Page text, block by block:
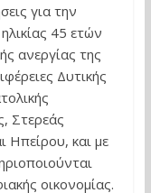
για την
45 ετών
ανεργίας της
Δυτικής
Στερεάς
Ηπείρου, και με
οικονομίας.